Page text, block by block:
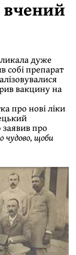
вчений
дуже
собі препарат
вакцину на
про нові ліки
про
чудово, щоби